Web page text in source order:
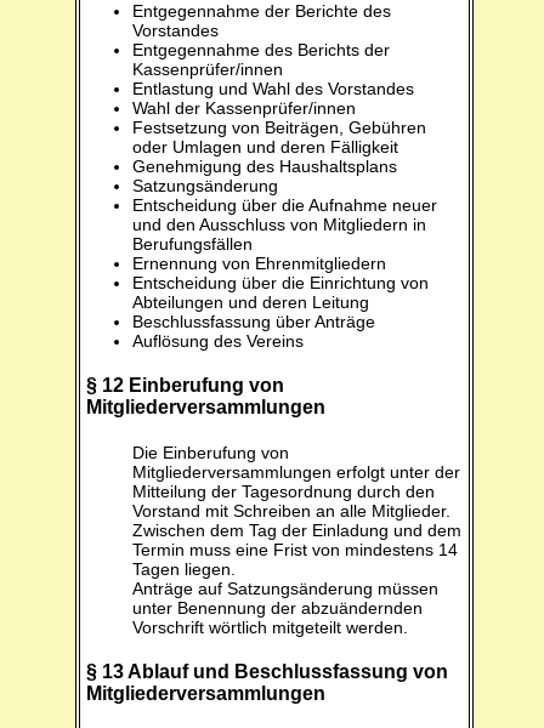
Entgegennahme der Berichte des
Vorstandes
Entgegennahme des Berichts der
Kassenprüfer/innen
Entlastung und Wahl des Vorstandes
Wahl der Kassenprüfer/innen
Festsetzung von Beiträgen, Gebühren
oder Umlagen und deren Fälligkeit
Genehmigung des Haushaltsplans
Satzungsänderung
Entscheidung über die Aufnahme neuer
und den Ausschluss von Mitgliedern in
Berufungsfällen
Ernennung von Ehrenmitgliedern
Entscheidung über die Einrichtung von
Abteilungen und deren Leitung
Beschlussfassung über Anträge
Auflösung des Vereins
§ 12 Einberufung von
Mitgliederversammlungen
Die Einberufung von
Mitgliederversammlungen erfolgt unter der
Mitteilung der Tagesordnung durch den
Vorstand mit Schreiben an alle Mitglieder.
Zwischen dem Tag der Einladung und dem
Termin muss eine Frist von mindestens 14
Tagen liegen.
Anträge auf Satzungsänderung müssen
unter Benennung der abzuändernden
Vorschrift wörtlich mitgeteilt werden.
§ 13 Ablauf und Beschlussfassung von
Mitgliederversammlungen